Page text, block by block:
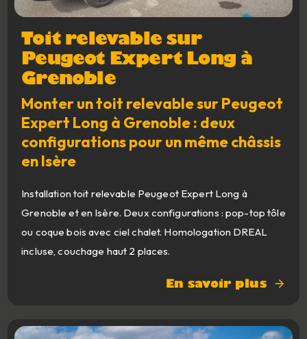
Toit relevable sur
Peugeot Expert Long à
Grenoble
Monter un toit relevable sur Peugeot
Expert Long à Grenoble : deux
configurations pour un même châssis
en Isère
Installation toit relevable Peugeot Expert Long à
Grenoble et en Isère. Deux configurations : pop-top tôle
ou coque bois avec ciel chalet. Homologation DREAL
incluse, couchage haut 2 places.
En savoir plus